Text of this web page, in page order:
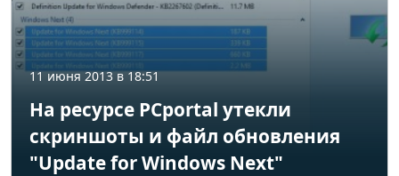
11 июня 2013 в 18:51
На ресурсе PCportal утекли
скриншоты и файл обновления
"Update for Windows Next"